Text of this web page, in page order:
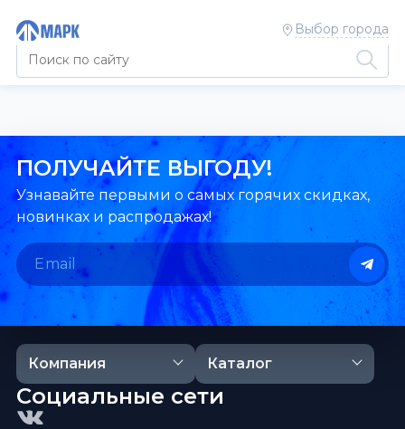
Выбор города
ПОЛУЧАЙТЕ ВЫГОДУ!
Узнавайте первыми о самых горячих скидках,
новинках и распродажах!
Компания Каталог
Социальные сети